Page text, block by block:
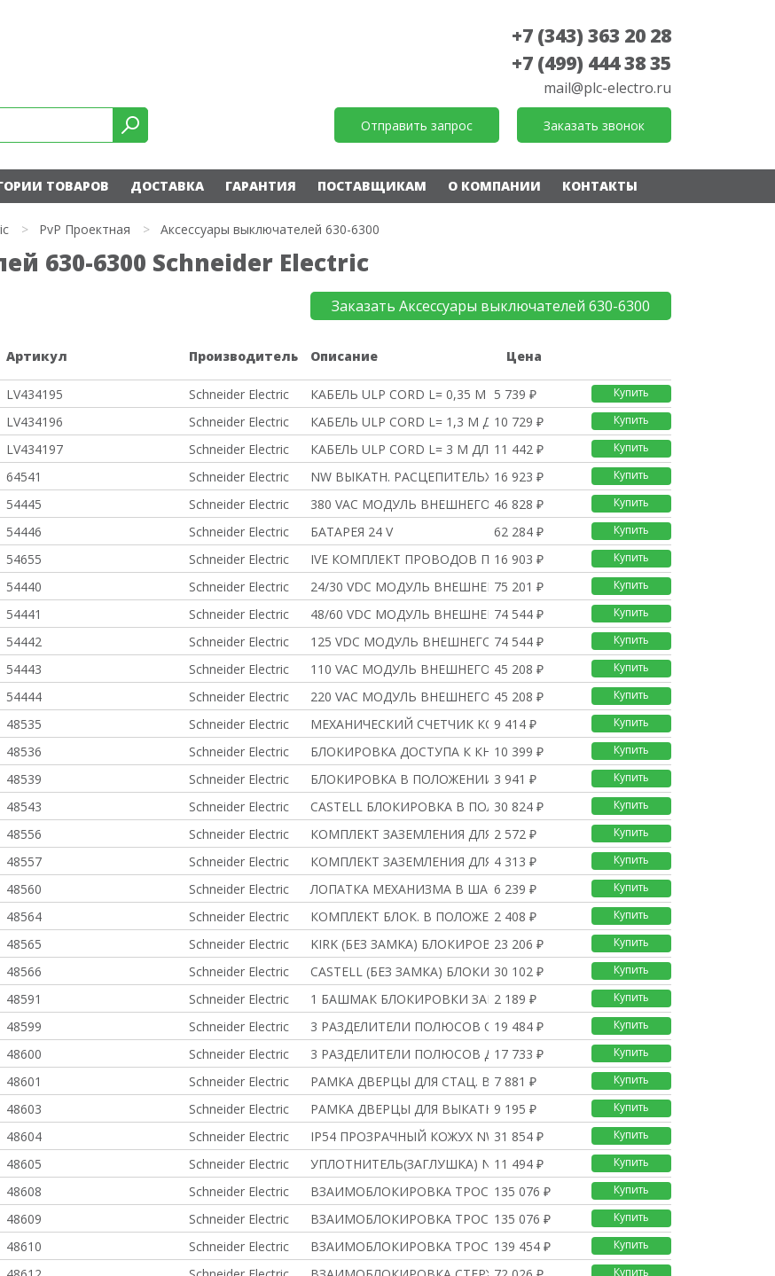
+7 (343) 363 20 28
+7 (499) 444 38 35
mail@plc-electro.ru
Отправить запрос Заказать звонок
ТОВАРОВ ДОСТАВКА ГАРАНТИЯ ПОСТАВЩИКАМ О КОМПАНИИ КОНТАКТЫ
> PvP Проектная > Аксессуары выключателей 630-6300
630-6300 Schneider Electric
Заказать Аксессуары выключателей 630-6300
Артикул Производитель Описание Цена
LV434195 Schneider Electric КАБЕЛЬ ULP CORD L= 0,35 М ДЛЯ5 739 ₽ Купить
LV434196 Schneider Electric КАБЕЛЬ ULP CORD L= 1,3 М ДЛЯ N10 729 ₽ Купить
LV434197 Schneider Electric КАБЕЛЬ ULP CORD L= 3 М ДЛЯ NT,
11 442 ₽ Купить
64541 Schneider Electric NW ВЫКАТН. РАСЦЕПИТЕЛЬXF NAVY
16 923 ₽ Купить
54445 Schneider Electric 380 VAC МОДУЛЬ ВНЕШНЕГО ПИТАНИ
46 828 ₽ Купить
54446 Schneider Electric БАТАРЕЯ 24 V 62 284 ₽ Купить
54655 Schneider Electric IVE КОМПЛЕКТ ПРОВОДОВ ПОДКЛЮЧЕ
16 903 ₽ Купить
54440 Schneider Electric 24/30 VDC МОДУЛЬ ВНЕШНЕГО ПИТА
75 201 ₽ Купить
54441 Schneider Electric 48/60 VDC МОДУЛЬ ВНЕШНЕГО ПИТА
74 544 ₽ Купить
54442 Schneider Electric 125 VDC МОДУЛЬ ВНЕШНЕГО ПИТАНИ
74 544 ₽ Купить
54443 Schneider Electric 110 VAC МОДУЛЬ ВНЕШНЕГО ПИТАНИ
45 208 ₽ Купить
54444 Schneider Electric 220 VAC МОДУЛЬ ВНЕШНЕГО ПИТАНИ
45 208 ₽ Купить
48535 Schneider Electric МЕХАНИЧЕСКИЙ СЧЕТЧИК КОММУТАЦИ
9 414 ₽ Купить
48536 Schneider Electric БЛОКИРОВКА ДОСТУПА К КНОПКАМ Н
10 399 ₽ Купить
48539 Schneider Electric БЛОКИРОВКА В ПОЛОЖЕНИИ ОТКЛ НА
3 941 ₽ Купить
48543 Schneider Electric CASTELL БЛОКИРОВКА В ПОЛОЖЕНИИ
30 824 ₽ Купить
48556 Schneider Electric КОМПЛЕКТ ЗАЗЕМЛЕНИЯ ДЛЯ ДЕРЖАТ
2 572 ₽ Купить
48557 Schneider Electric КОМПЛЕКТ ЗАЗЕМЛЕНИЯ ДЛЯ АППАРА
4 313 ₽ Купить
48560 Schneider Electric ЛОПАТКА МЕХАНИЗМА В ШАССИ NW Д
6 239 ₽ Купить
48564 Schneider Electric КОМПЛЕКТ БЛОК. В ПОЛОЖЕНИИ ВЫК
2 408 ₽ Купить
48565 Schneider Electric KIRK (БЕЗ ЗАМКА) БЛОКИРОВКА В23 206 ₽ Купить
48566 Schneider Electric САSTELL (БЕЗ ЗАМКА) БЛОКИРОВКА
30 102 ₽ Купить
48591 Schneider Electric 1 БАШМАК БЛОКИРОВКИ ЗАЩИТНЫХ Ш
2 189 ₽ Купить
48599 Schneider Electric 3 РАЗДЕЛИТЕЛИ ПОЛЮСОВ СТАЦ. NW
19 484 ₽ Купить
48600 Schneider Electric 3 РАЗДЕЛИТЕЛИ ПОЛЮСОВ ДЛЯ ШАСС
17 733 ₽ Купить
48601 Schneider Electric РАМКА ДВЕРЦЫ ДЛЯ СТАЦ. ВЫКЛЮЧА
7 881 ₽ Купить
48603 Schneider Electric РАМКА ДВЕРЦЫ ДЛЯ ВЫКАТН. ВЫКЛЮ
9 195 ₽ Купить
48604 Schneider Electric IP54 ПРОЗРАЧНЫЙ КОЖУХ NW РАМКИ
31 854 ₽ Купить
48605 Schneider Electric УПЛОТНИТЕЛЬ(ЗАГЛУШКА) NW ВЫРЕЗ
11 494 ₽ Купить
48608 Schneider Electric ВЗАИМОБЛОКИРОВКА ТРОСИКАМИ 2 В
135 076 ₽ Купить
48609 Schneider Electric ВЗАИМОБЛОКИРОВКА ТРОСИКАМИ 2 В
135 076 ₽ Купить
48610 Schneider Electric ВЗАИМОБЛОКИРОВКА ТРОСИКАМИ 1 В
139 454 ₽ Купить
Купить